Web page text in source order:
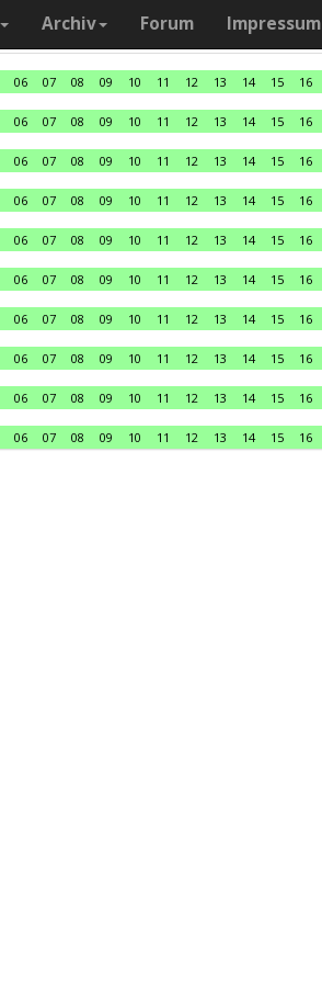
Archiv Forum Impressum
06 07 08 09 10 11 12 13 14 15 16
06 07 08 09 10 11 12 13 14 15 16
06 07 08 09 10 11 12 13 14 15 16
06 07 08 09 10 11 12 13 14 15 16
06 07 08 09 10 11 12 13 14 15 16
06 07 08 09 10 11 12 13 14 15 16
06 07 08 09 10 11 12 13 14 15 16
06 07 08 09 10 11 12 13 14 15 16
06 07 08 09 10 11 12 13 14 15 16
06 07 08 09 10 11 12 13 14 15 16